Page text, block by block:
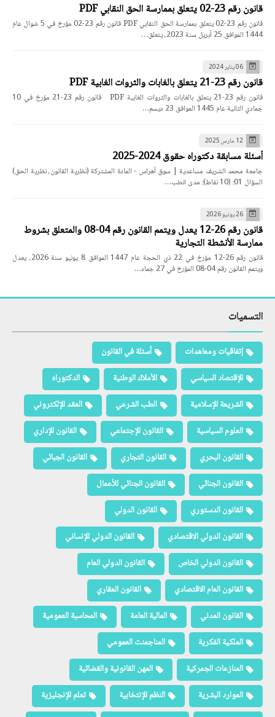
قانون رقم 23-02 يتعلق بممارسة الحق النقابي PDF
قانون رقم 23-02 يتعلق بممارسة الحق النقابي PDF قانون رقم 23-02 مؤرخ في 5 شوال عام
1444 الموافق 25 أبريل سنة 2023، يتعلق…
06 يناير 2024
قانون رقم 23-21 يتعلق بالغابات والثروات الغابية PDF
قانون رقم 23-21 يتعلق بالغابات والثروات الغابية PDF قانون رقم 23-21 مؤرخ في 10
جمادي الثانية عام 1445 الموافق 23 ديسم…
12 مارس 2025
أسئلة مسابقة دكتوراه حقوق 2024-2025
جامعة محمد الشريف مساعدية | سوق أهراس - المادة المشتركة (نظرية القانون، نظرية الحق)
السؤال 01: (10 نقاط): مدى انطب…
26 يونيو 2026
قانون رقم 26-12 يعدل ويتمم القانون رقم 04-08 والمتعلق بشروط
ممارسة الأنشطة التجارية
قانون رقم 26-12 مؤرخ في 22 ذي الحجة عام 1447 الموافق 8 يونيو سنة 2026، يعدل
ويتمم القانون رقم 04-08 المؤرخ في 27 جماد…
التسميات
إتفاقيات ومعاهدات
أسئلة في القانون
الإقتصاد السياسي
الأملاك الوطنية
الدكتوراه
الشريعة الإسلامية
الطب الشرعي
العقد الإلكتروني
العلوم السياسية
القانون الإجتماعي
القانون الإداري
القانون البحري
القانون التجاري
القانون الجبائي
القانون الجنائي
القانون الجنائي للأعمال
القانون الدستوري
القانون الدولي
القانون الدولي الاقتصادي
القانون الدولي الإنساني
القانون الدولي الخاص
القانون الدولي العام
القانون العام الاقتصادي
القانون العقاري
القانون المدني
المالية العامة
المحاسبة العمومية
الملكية الفكرية
المناجمنت العمومي
المنازعات الجمركية
المهن القانونية والقضائية
الموارد البشرية
النظم الإنتخابية
تعلم الإنجليزية